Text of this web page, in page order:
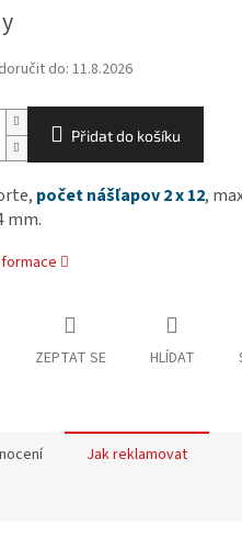
do: 11.8.2026
Přidat do košíku
počet nášľapov 2 x 12,
mm.
ZEPTAT SE HLÍDAT
Jak reklamovat